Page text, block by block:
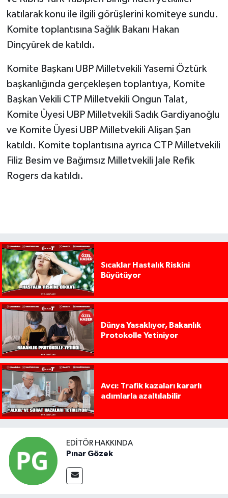
katılarak konu ile ilgili görüşlerini komiteye sundu.
Komite toplantısına Sağlık Bakanı Hakan
Dinçyürek de katıldı.
Komite Başkanı UBP Milletvekili Yasemi Öztürk
başkanlığında gerçekleşen toplantıya, Komite
Başkan Vekili CTP Milletvekili Ongun Talat,
Komite Üyesi UBP Milletvekili Sadık Gardiyanoğlu
ve Komite Üyesi UBP Milletvekili Alişan Şan
katıldı. Komite toplantısına ayrıca CTP Milletvekili
Filiz Besim ve Bağımsız Milletvekili Jale Refik
Rogers da katıldı.
Sıcaklar Hastalık Riskini
Büyütüyor
Dünya Yasaklıyor, Bakanlık
Protokolle Yetiniyor
Avcı: Trafik kazaları kararlı
adımlarla azaltılabilir
EDITÖR HAKKINDA
Pınar Gözek